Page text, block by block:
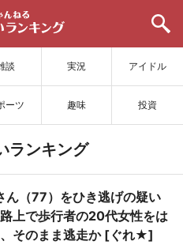
談 実況 アイドル
ーツ 趣味 投資
トを更新
ランキング
ん（77）をひき逃げの疑い
上で歩行者の20代女性をは
そのまま逃走か [ぐれ★]